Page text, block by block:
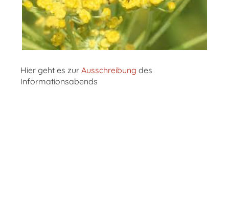
Hier geht es zur Ausschreibung des
Informationsabends